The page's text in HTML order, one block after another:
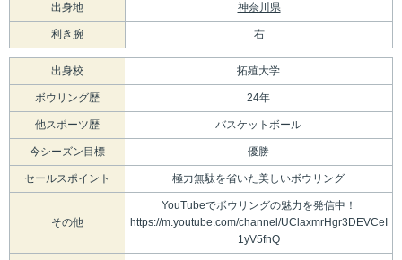
出身地 神奈川県
利き腕 右
出身校 拓殖大学
ボウリング歴 24年
他スポーツ歴 バスケットボール
今シーズン目標 優勝
セールスポイント 極力無駄を省いた美しいボウリング
その他
YouTubeでボウリングの魅力を発信中！
https://m.youtube.com/channel/UClaxmrHgr3DEVCeI
1yV5fnQ